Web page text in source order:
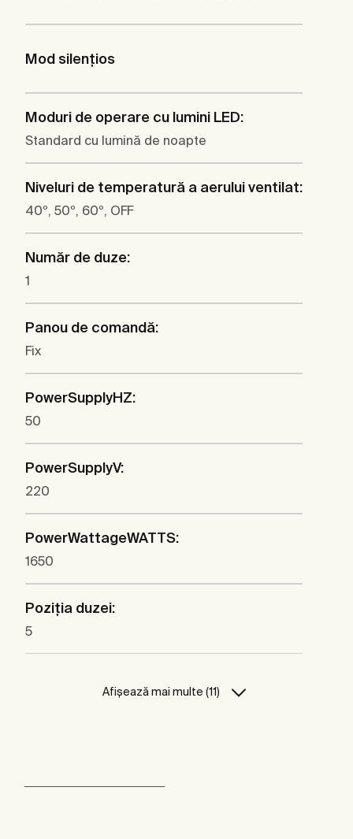
Mod silenţios
Moduri de operare cu lumini LED:
Standard cu lumină de noapte
Niveluri de temperatură a aerului ventilat:
40º, 50º, 60º, OFF
Număr de duze:
1
Panou de comandă:
Fix
PowerSupplyHZ:
50
PowerSupplyV:
220
PowerWattageWATTS:
1650
Poziția duzei:
5
Afișează mai multe (11)